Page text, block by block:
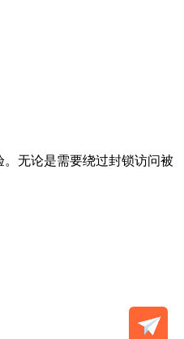
无论是需要绕过封锁访问被